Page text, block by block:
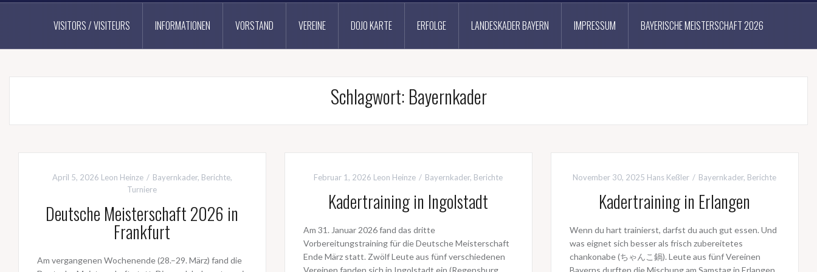
VISITORS / VISITEURS INFORMATIONEN VORSTAND VEREINE DOJO KARTE ERFOLGE LANDESKADER BAYERN IMPRESSUM BAYERISCHE MEISTERSCHAFT 2026
Schlagwort: Bayernkader
April 5, 2026 Leon Heinze Bayernkader, Berichte,
Turniere
Deutsche Meisterschaft 2026 in
Frankfurt
Am vergangenen Wochenende (28.–29. März) fand die
Februar 1, 2026 Leon Heinze Bayernkader, Berichte
Kadertraining in Ingolstadt
Am 31. Januar 2026 fand das dritte
Vorbereitungstraining für die Deutsche Meisterschaft
Ende März statt. Zwölf Leute aus fünf verschiedenen
Vereinen fanden sich in Ingolstadt ein (Regensburg,
November 30, 2025 Hans Keßler Bayernkader, Berichte
Kadertraining in Erlangen
Wenn du hart trainierst, darfst du auch gut essen. Und
was eignet sich besser als frisch zubereitetes
chankonabe (ちゃんこ鍋). Leute aus fünf Vereinen
Bayerns durften die Mischung am Samstag in Erlangen